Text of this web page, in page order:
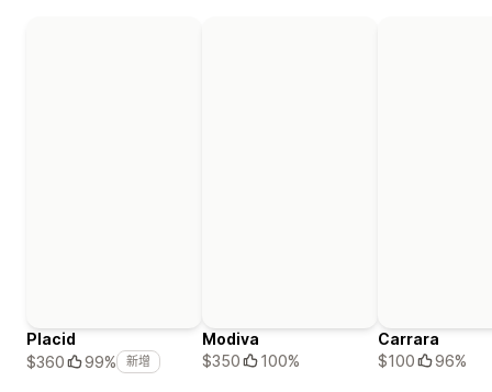
Placid
$360
99% 新增
Modiva
$350
100%
Carrara
$100
96%